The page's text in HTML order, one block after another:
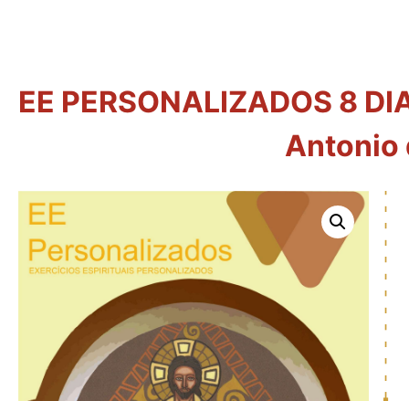
EE PERSONALIZADOS 8
Antonio